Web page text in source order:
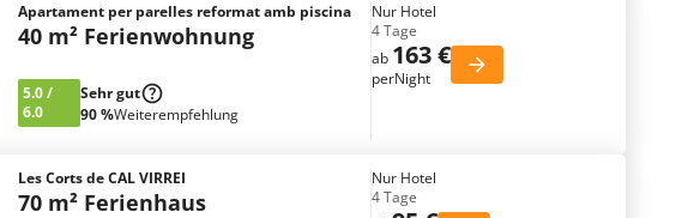
Apartament per parelles reformat amb piscina
40 m² Ferienwohnung
5.0/
6.0
Sehr gut
90 %Weiterempfehlung
Nur Hotel
4 Tage
ab 163 €
perNight
Les Corts de CAL VIRREI
70 m² Ferienhaus
Nur Hotel
4 Tage